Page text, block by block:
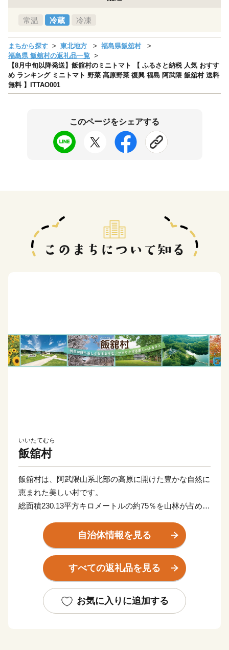
常温 冷蔵 冷凍
まちから探す 東北地方
福島県飯舘村
福島県 飯舘村の返礼品一覧
【8月中旬以降発送】飯舘村のミニトマト 【 ふるさと納税 人気 おすす
め ランキング ミニトマト 野菜 高原野菜 復興 福島 阿武隈 飯舘村 送料
無料 】ITTAO001
このページをシェアする
いいたてむら
飯舘村
飯舘村は、阿武隈山系北部の高原に開けた豊かな自然に
恵まれた美しい村です。
総面積230.13平方キロメートルの約75％を山林が占めた
飯樋川、南部に比曽川が流れその流域に耕地が開かれ集
落を形成しています。
年平均気温は約10度、年間降水量1,300ミリメートル前
後で高原地帯独特の冷涼な気候にあります。
れ、平成22年には「日本で最も美しい村」連合に加盟し
ました。
自治体情報を見る
すべての返礼品を見る
お気に入りに追加する